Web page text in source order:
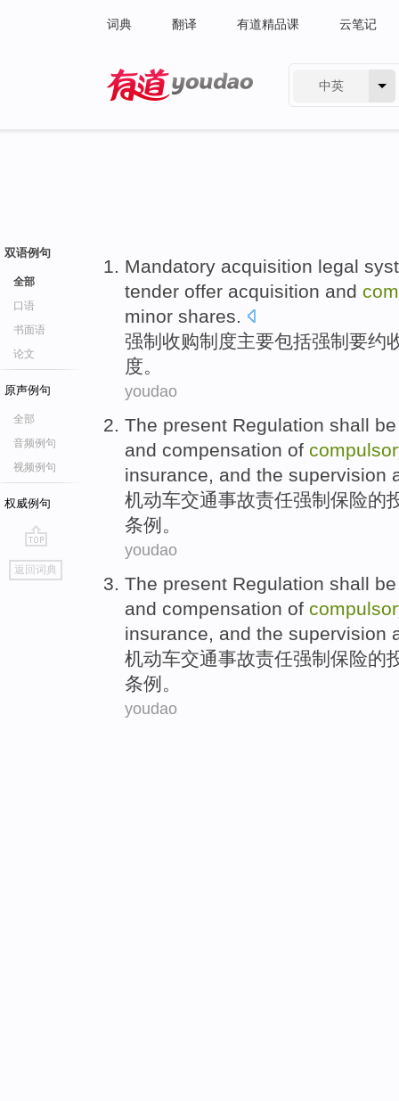
词典 翻译 有道精品课 云笔记
中英
双语例句
全部
口语
书面语
论文
原声例句
全部
音频例句
视频例句
权威例句
go
top
返回词典
Mandatory acquisition legal
tender offer acquisition and
minor shares.
强制 收购制度主要包括强制 要约
度。
youdao
The present Regulation shall
and compensation of
insurance, and the supervision
机动车交通事故责任强制 保险的
条例。
youdao
The present Regulation shall
and compensation of
insurance
and the supervision
机动车交通事故责任强制 保险的
条例。
youdao